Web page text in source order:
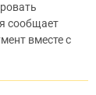
сообщает
вместе с